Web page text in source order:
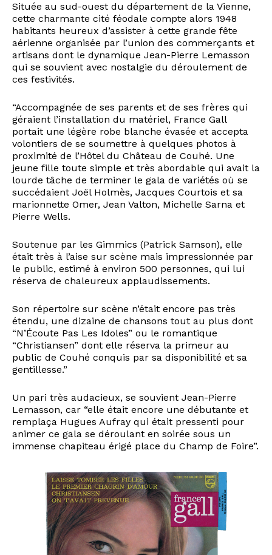
Située au sud-ouest du département de la Vienne,
cette charmante cité féodale compte alors 1948
habitants heureux d’assister à cette grande fête
aérienne organisée par l’union des commerçants et
artisans dont le dynamique Jean-Pierre Lemasson
qui se souvient avec nostalgie du déroulement de
ces festivités.
“Accompagnée de ses parents et de ses frères qui
géraient l’installation du matériel, France Gall
portait une légère robe blanche évasée et accepta
volontiers de se soumettre à quelques photos à
proximité de l’Hôtel du Château de Couhé. Une
jeune fille toute simple et très abordable qui avait la
lourde tâche de terminer le gala de variétés où se
succédaient Joël Holmès, Jacques Courtois et sa
marionnette Omer, Jean Valton, Michelle Sarna et
Pierre Wells.
Soutenue par les Gimmics (Patrick Samson), elle
était très à l’aise sur scène mais impressionnée par
le public, estimé à environ 500 personnes, qui lui
réserva de chaleureux applaudissements.
Son répertoire sur scène n’était encore pas très
étendu, une dizaine de chansons tout au plus dont
“N’Écoute Pas Les Idoles” ou le romantique
“Christiansen” dont elle réserva la primeur au
public de Couhé conquis par sa disponibilité et sa
gentillesse.”
Un pari très audacieux, se souvient Jean-Pierre
Lemasson, car “elle était encore une débutante et
remplaça Hugues Aufray qui était pressenti pour
animer ce gala se déroulant en soirée sous un
immense chapiteau érigé place du Champ de Foire”.